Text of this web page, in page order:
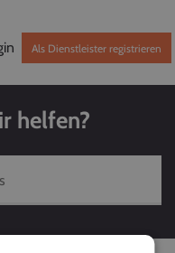
Als Dienstleister registrieren
helfen?